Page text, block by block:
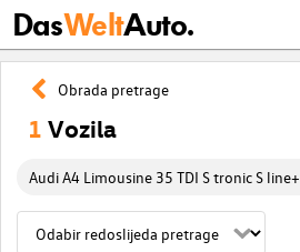
DasWeltAuto.
Obrada pretrage
1 Vozila
Audi A4 Limousine 35 TDI S tronic S line+